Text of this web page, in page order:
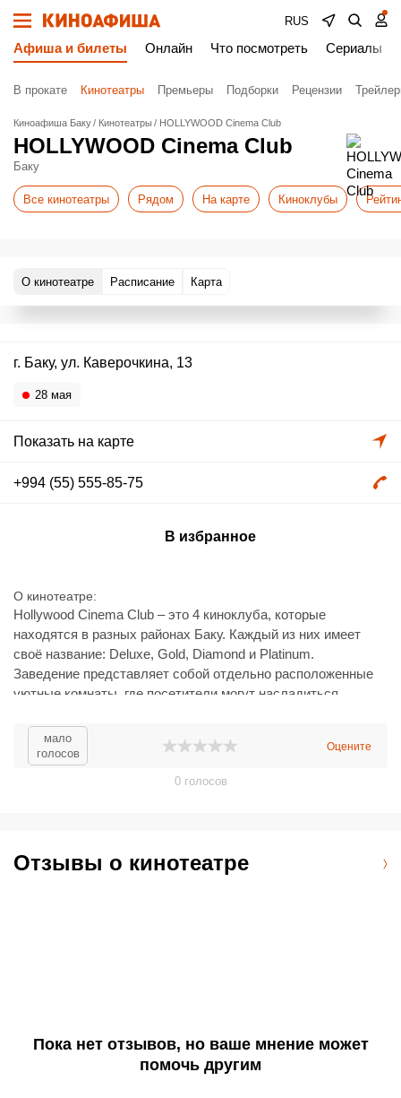
RUS
Афиша и билеты Онлайн Что посмотреть Сериалы
В прокате Кинотеатры Премьеры Подборки Рецензии
Киноафиша Баку Кинотеатры HOLLYWOOD Cinema Club
HOLLYWOOD Cinema Club
Баку
Все кинотеатры Рядом На карте Киноклубы
О кинотеатре Расписание Карта
г. Баку, ул. Каверочкина, 13
28 мая
Показать на карте
+994 (55) 555-85-75
В избранное
О кинотеатре
Hollywood Cinema Club – это 4 киноклуба, которые
находятся в разных районах Баку. Каждый из них имеет
своё название: Deluxe, Gold, Diamond и Platinum.
Заведение представляет собой отдельно расположенные
уютные комнаты, где посетители могут насладиться
чувствуя себя как дома.
мало
голосов
Оцените
0голосов
Отзывы о кинотеатре
Пока нет отзывов, но ваше мнение может
помочь другим